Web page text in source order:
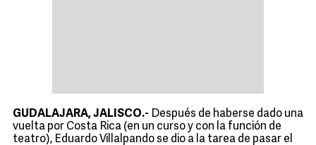
GUDALAJARA, JALISCO.- Después de haberse dado una
vuelta por Costa Rica (en un curso y con la función de
teatro), Eduardo Villalpando se dio a la tarea de pasar el